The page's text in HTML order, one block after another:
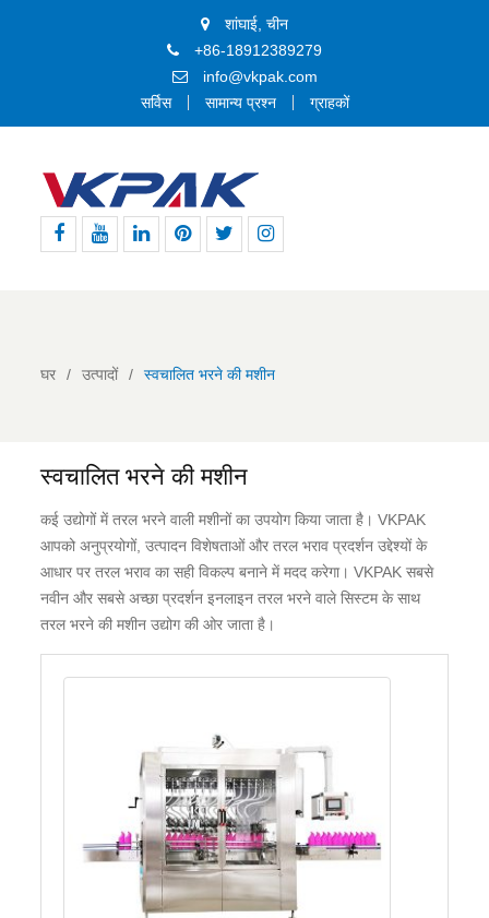
शांघाई, चीन
+86-18912389279
info@vkpak.com
सर्विस
सामान्य प्रश्न ग्राहकों
घर उत्पादों स्वचालित भरने की मशीन
स्वचालित भरने की मशीन
कई उद्योगों में तरल भरने वाली मशीनों का उपयोग किया जाता है। VKPAK
आपको अनुप्रयोगों, उत्पादन विशेषताओं और तरल भराव प्रदर्शन उद्देश्यों के
आधार पर तरल भराव का सही विकल्प बनाने में मदद करेगा। VKPAK सबसे
नवीन और सबसे अच्छा प्रदर्शन इनलाइन तरल भरने वाले सिस्टम के साथ
तरल भरने की मशीन उद्योग की ओर जाता है।